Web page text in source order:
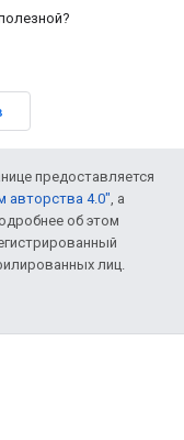
предоставляется
авторства 4.0" , а
об этом
лиц.